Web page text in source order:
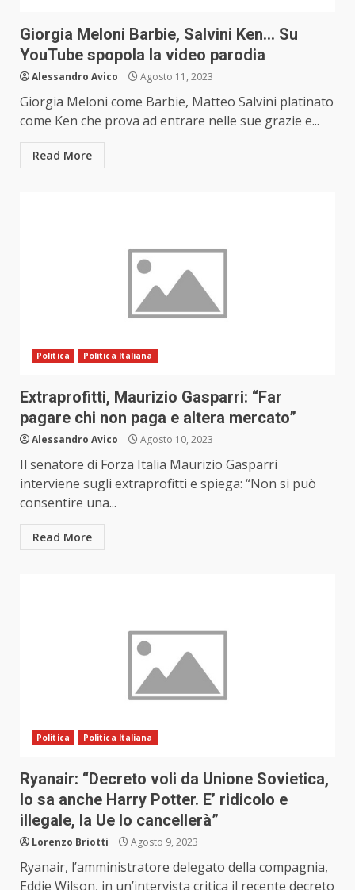
Giorgia Meloni Barbie, Salvini Ken… Su
YouTube spopola la video parodia
Alessandro Avico Agosto 11, 2023
Giorgia Meloni come Barbie, Matteo Salvini platinato
come Ken che prova ad entrare nelle sue grazie e...
Read More
Politica Politica Italiana
Extraprofitti, Maurizio Gasparri: “Far
pagare chi non paga e altera mercato”
Alessandro Avico Agosto 10, 2023
Il senatore di Forza Italia Maurizio Gasparri
interviene sugli extraprofitti e spiega: “Non si può
consentire una...
Read More
Politica Politica Italiana
Ryanair: “Decreto voli da Unione Sovietica,
lo sa anche Harry Potter. E’ ridicolo e
illegale, la Ue lo cancellerà”
Lorenzo Briotti Agosto 9, 2023
Ryanair, l’amministratore delegato della compagnia,
Eddie Wilson, in un’intervista critica il recente decreto